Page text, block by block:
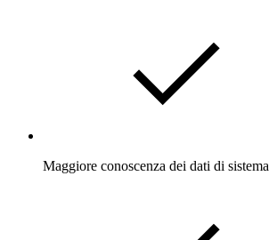
Maggiore conoscenza dei dati di sistema